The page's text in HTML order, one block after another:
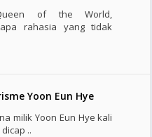
of the World,
rahasia yang tidak
Yoon Eun Hye
milik Yoon Eun Hye kali
..